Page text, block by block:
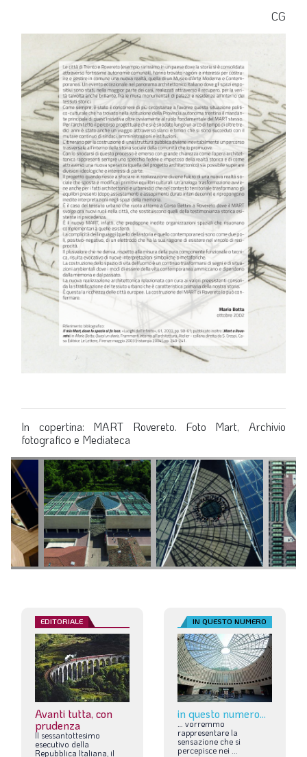
CG
In copertina: MART Rovereto. Foto Mart, Archivio
fotografico e Mediateca
EDITORIALE
Avanti tutta, con
prudenza
Il sessantottesimo
esecutivo della
Repubblica Italiana, il
IN QUESTO NUMERO
in questo numero...
… vorremmo
rappresentare la
sensazione che si
percepisce nei ...